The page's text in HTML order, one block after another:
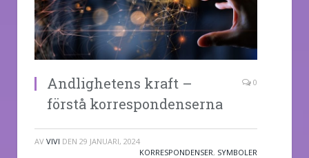
Andlighetens kraft –
förstå korrespondenserna
0
AV VIVI DEN 29 JANUARI, 2024
KORRESPONDENSER, SYMBOLER